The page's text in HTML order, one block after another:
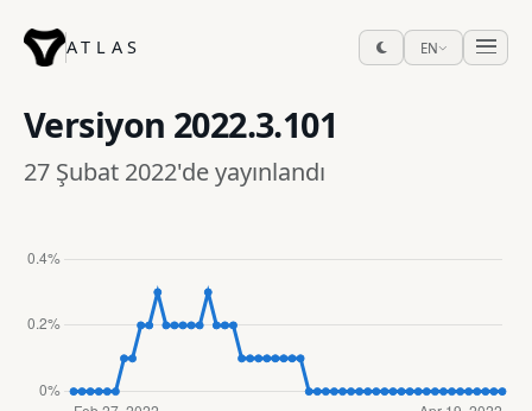
ATLAS EN
Versiyon 2022.3.101
27 Şubat 2022'de yayınlandı